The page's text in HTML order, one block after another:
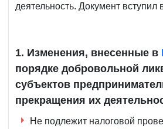
деятельность. Документ вступил
1. Изменения, внесенные в
порядке добровольной
субъектов
прекращения их
Не подлежит налоговой